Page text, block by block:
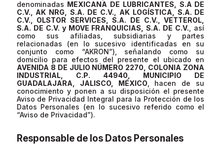
denominadas MEXICANA DE LUBRICANTES, S.A DE
C.V., AK NRG, S.A. DE C.V., AK LOGÍSTICA, S.A. DE
C.V., OLSTOR SERVICES, S.A. DE C.V., VETTEROL,
S.A. DE C.V. y MOVE FRANQUICIAS, S.A. DE C.V. , así
como sus afiliadas, subsidiarias y partes
relacionadas (en lo sucesivo identificadas en su
conjunto como “AKRON”), señalando como su
domicilio para efectos del presente el ubicado en
AVENIDA 8 DE JULIO NÚMERO 2270, COLONIA ZONA
INDUSTRIAL, C.P. 44940, MUNICIPIO DE
GUADALAJARA, JALISCO, MÉXICO , hacen de su
conocimiento y ponen a su disposición el presente
Aviso de Privacidad Integral para la Protección de los
Datos Personales (en lo sucesivo referido como el
“Aviso de Privacidad”).
Responsable de los Datos Personales